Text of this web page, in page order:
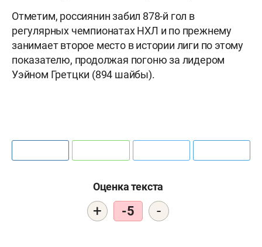
Отметим, россиянин забил 878-й гол в
регулярных чемпионатах НХЛ и по прежнему
занимает второе место в истории лиги по этому
показателю, продолжая погоню за лидером
Уэйном Гретцки (894 шайбы).
Оценка текста
+ -5 -